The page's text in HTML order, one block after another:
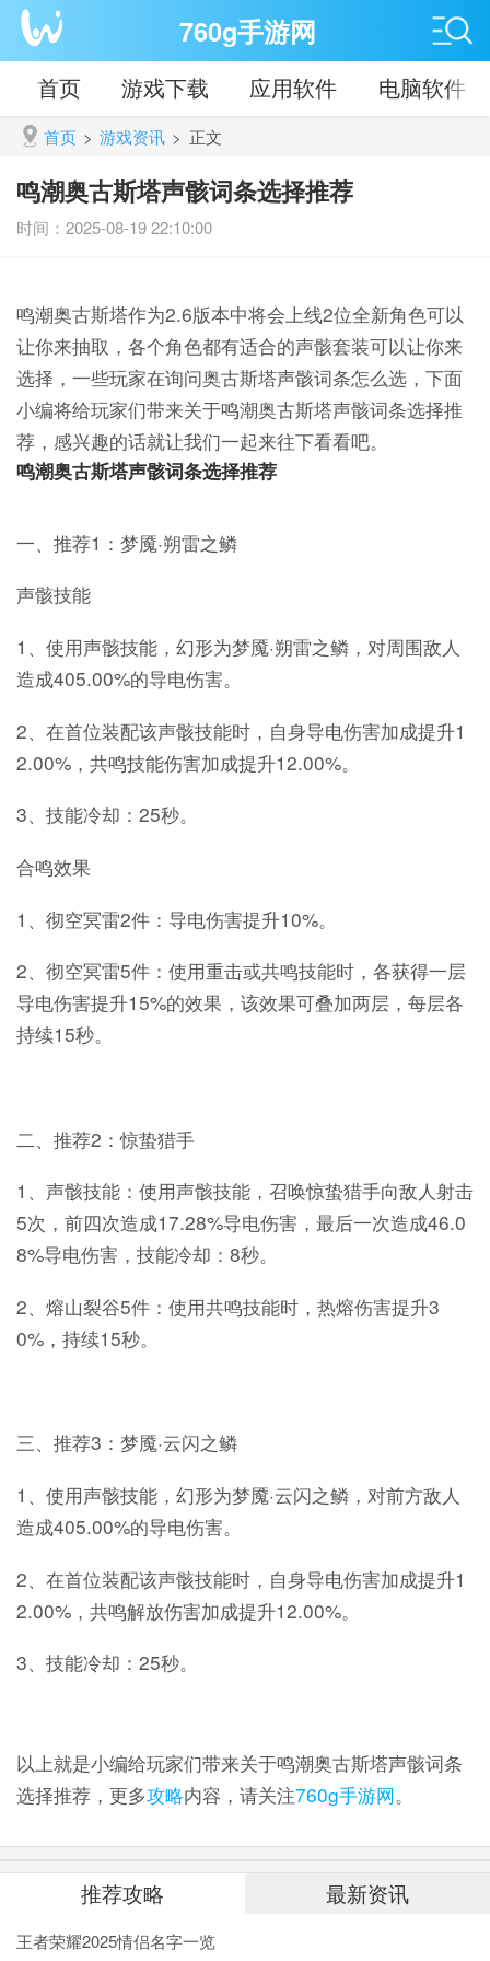
760g手游网
首页 游戏下载 应用软件 电脑软件
首页 > 游戏资讯 > 正文
鸣潮奥古斯塔声骸词条选择推荐
时间：2025-08-19 22:10:00
鸣潮奥古斯塔作为2.6版本中将会上线2位全新角色可以
让你来抽取，各个角色都有适合的声骸套装可以让你来
选择，一些玩家在询问奥古斯塔声骸词条怎么选，下面
小编将给玩家们带来关于鸣潮奥古斯塔声骸词条选择推
荐，感兴趣的话就让我们一起来往下看看吧。
鸣潮奥古斯塔声骸词条选择推荐
一、推荐1：梦魇·朔雷之鳞
声骸技能
1、使用声骸技能，幻形为梦魇·朔雷之鳞，对周围敌人
造成405.00%的导电伤害。
2、在首位装配该声骸技能时，自身导电伤害加成提升1
2.00%，共鸣技能伤害加成提升12.00%。
3、技能冷却：25秒。
合鸣效果
1、彻空冥雷2件：导电伤害提升10%。
2、彻空冥雷5件：使用重击或共鸣技能时，各获得一层
导电伤害提升15%的效果，该效果可叠加两层，每层各
持续15秒。
二、推荐2：惊蛰猎手
1、声骸技能：使用声骸技能，召唤惊蛰猎手向敌人射击
5次，前四次造成17.28%导电伤害，最后一次造成46.0
8%导电伤害，技能冷却：8秒。
2、熔山裂谷5件：使用共鸣技能时，热熔伤害提升3
0%，持续15秒。
三、推荐3：梦魇·云闪之鳞
1、使用声骸技能，幻形为梦魇·云闪之鳞，对前方敌人
造成405.00%的导电伤害。
2、在首位装配该声骸技能时，自身导电伤害加成提升1
2.00%，共鸣解放伤害加成提升12.00%。
3、技能冷却：25秒。
以上就是小编给玩家们带来关于鸣潮奥古斯塔声骸词条
选择推荐，更多攻略内容，请关注760g手游网。
推荐攻略 最新资讯
王者荣耀2025情侣名字一览